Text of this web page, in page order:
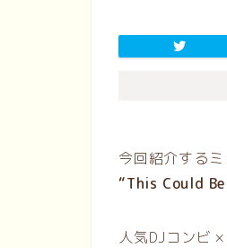
今回紹介するミ
“This Could
人気DJコンビ